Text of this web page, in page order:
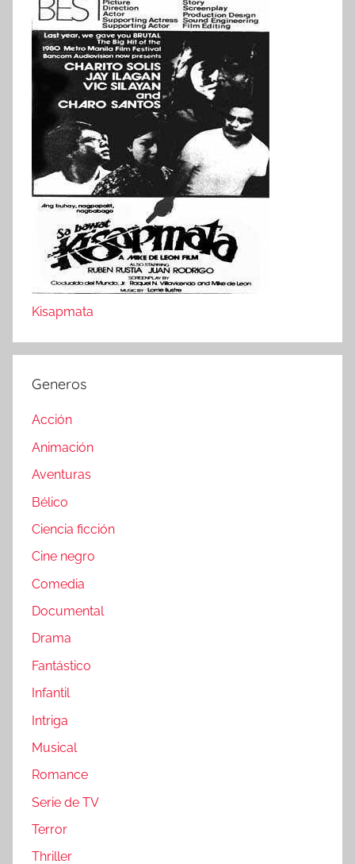
Kisapmata
Generos
Acción
Animación
Aventuras
Bélico
Ciencia ficción
Cine negro
Comedia
Documental
Drama
Fantástico
Infantil
Intriga
Musical
Romance
Serie de TV
Terror
Thriller